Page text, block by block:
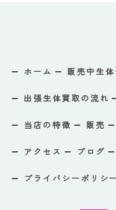
ホーム 販売中生体
出張生体買取の流れ
当店の特徴 販売
アクセス ブログ
プライバシーポリシー